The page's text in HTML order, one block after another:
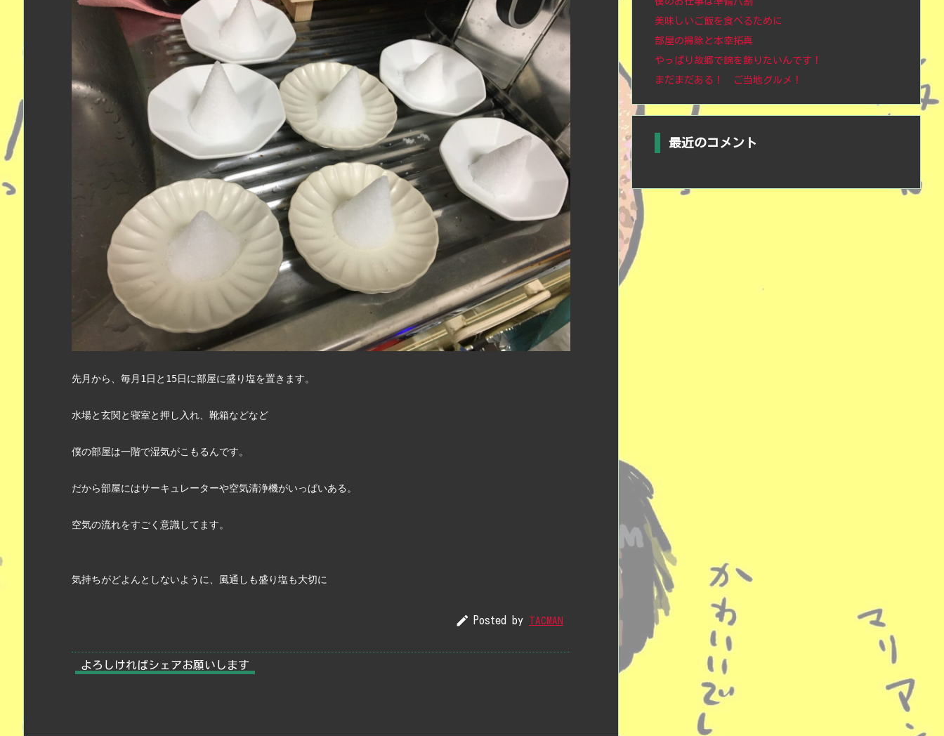
先月から、毎月1日と15日に部屋に盛り塩を置きます。
水場と玄関と寝室と押し入れ、靴箱などなど
僕の部屋は一階で湿気がこもるんです。
だから部屋にはサーキュレーターや空気清浄機がいっぱいある。
空気の流れをすごく意識してます。
気持ちがどよんとしないように、風通しも盛り塩も大切に
 Posted by TACMAN
よろしければシェアお願いします
美味しいご飯を食べるために
部屋の掃除と本幸拓真
やっぱり故郷で錦を飾りたいんです！
まだまだある！ ご当地グルメ！
最近のコメント